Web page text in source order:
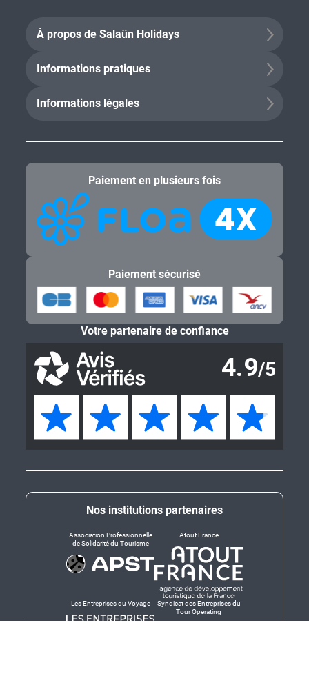
À propos de Salaün Holidays
Informations pratiques
Informations légales
Nos institutions partenaires
Association Professionnelle
de Solidarité du Tourisme
Atout France
Les Entreprises du Voyage
Syndicat des Entreprises du
Tour Operating
Paiement en plusieurs fois
Paiement sécurisé
Votre partenaire de confiance